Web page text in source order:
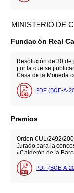
MINISTERIO DE
Fundación Real
Resolución de 30 de
por la que se
Casa de la Moneda
PDF (BOE-A-
Premios
Orden CUL/2492/
Jurado para la
«Calderón de la
PDF (BOE-A-